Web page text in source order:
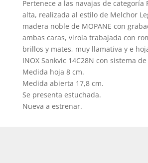
Pertenece a las navajas de categoría
alta, realizada al estilo de Melchor
madera noble de MOPANE con
ambas caras, virola trabajada con
brillos y mates, muy llamativa y e
INOX Sankvic 14C28N con sistema de
Medida hoja 8 cm.
Medida abierta 17,8 cm.
Se presenta estuchada.
Nueva a estrenar.